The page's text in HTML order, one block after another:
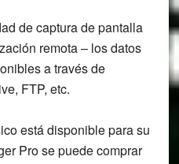
de captura de pantalla
remota – los datos
a través de
FTP, etc.
está disponible para su
Pro se puede comprar